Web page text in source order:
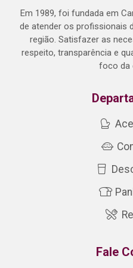
Em 1989, foi fundada em
de atender os profissionais
região. Satisfazer as
respeito, transparência e
foco da
Fale